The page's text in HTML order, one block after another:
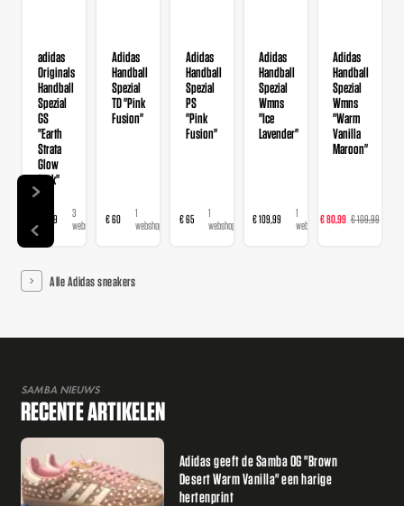
adidas
Originals
Handball
Spezial
GS
"Earth
Strata
Glow
Pink"
€ 89,99
3
webshops
Adidas
Handball
Spezial
TD "Pink
Fusion"
€ 60
1
webshop
Adidas
Handball
Spezial
PS
"Pink
Fusion"
€ 65
1
webshop
Adidas
Handball
Spezial
Wmns
"Ice
Lavender"
€ 109,99
1
webshop
Adidas
Handball
Spezial
Wmns
"Warm
Vanilla
Maroon"
€ 80,99 € 109,99
Alle Adidas sneakers
SAMBA NIEUWS
RECENTE ARTIKELEN
Adidas geeft de Samba OG "Brown
Desert Warm Vanilla" een harige
hertenprint